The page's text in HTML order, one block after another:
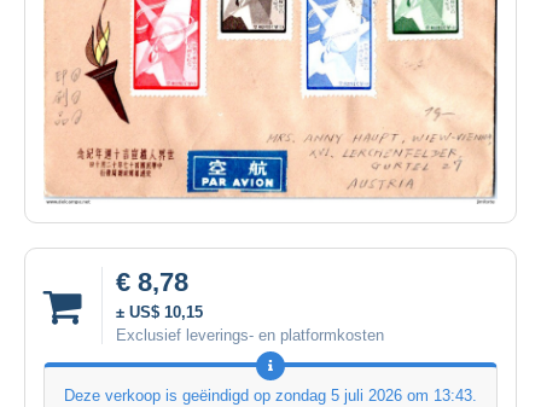
€ 8,78
± US$ 10,15
Exclusief leverings- en platformkosten
Deze verkoop is geëindigd op zondag 5 juli 2026 om 13:43.